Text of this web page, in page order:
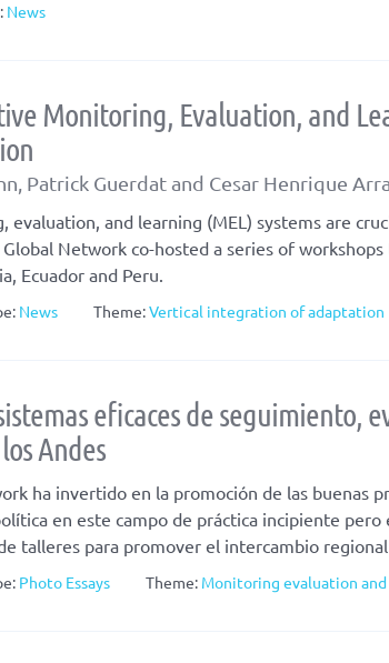
News
Monitoring, Evaluation, and
Patrick Guerdat and Cesar Henrique
evaluation, and learning (MEL) systems are
Global Network co-hosted a series of
Ecuador and Peru.
News Theme:Vertical integration of adaptation
eficaces de seguimiento,
Andes
ha invertido en la promoción de las buenas
en este campo de práctica incipiente
talleres para promover el intercambio
Photo Essays Theme: Monitoring evaluation